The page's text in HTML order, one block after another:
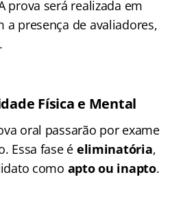
prova será realizada em
a presença de avaliadores,
Física e Mental
oral passarão por exame
Essa fase é eliminatória,
como apto ou inapto.